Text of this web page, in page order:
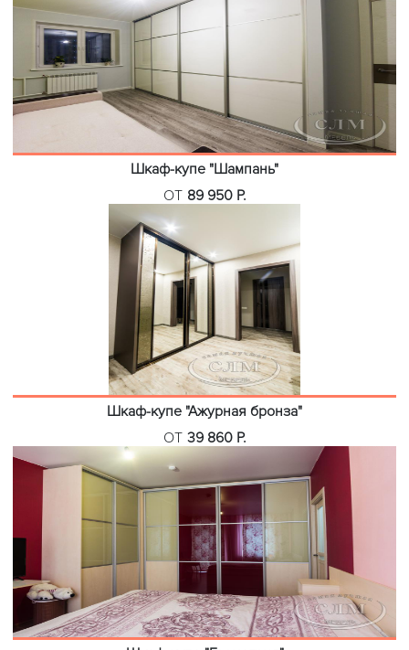
Шкаф-купе "Шампань"
ОТ 89 950 Р.
Шкаф-купе "Ажурная бронза"
ОТ 39 860 Р.